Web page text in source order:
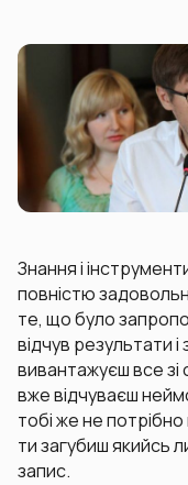
Знання і
повністю
те, що було
відчув результати
вивантажуєш все зі
вже відчуваєш
тобі же не
ти загубиш якийсь
запис.